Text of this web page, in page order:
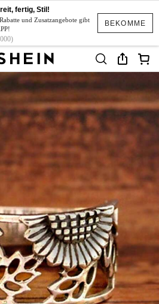
BEKOMME
fertig, Stil!
und Zusatzangebote gibt